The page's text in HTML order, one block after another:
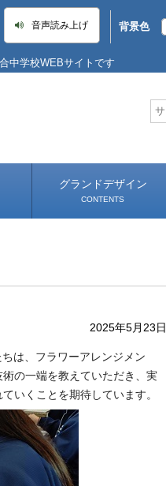
音声読み上げ 背景色
中学校WEBサイトです
グランドデザイン
CONTENTS
2025年5月23日
は、フラワーアレンジメン
の一端を教えていただき、実
いくことを期待しています。